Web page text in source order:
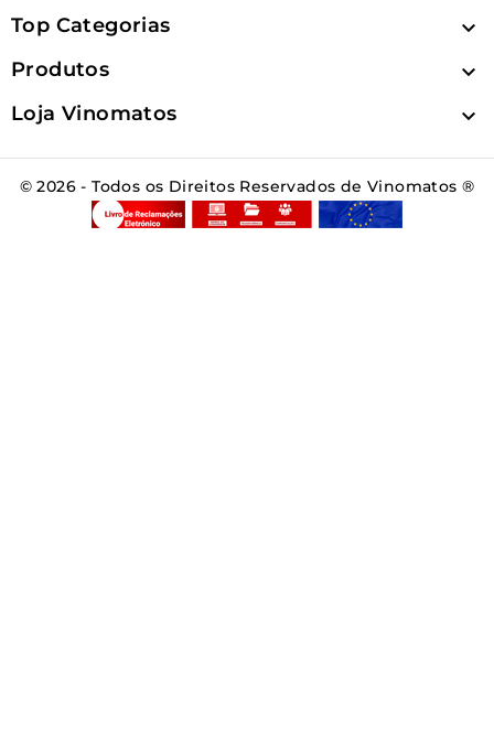
Top Categorias 
Produtos 
Loja Vinomatos 
© 2026 - Todos os Direitos Reservados de Vinomatos ®